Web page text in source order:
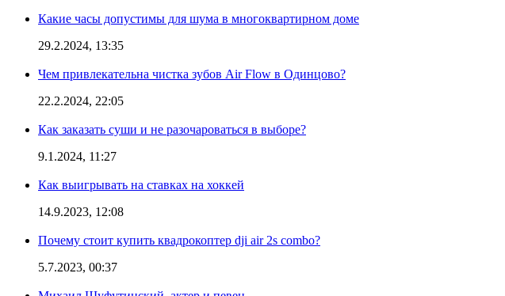
Какие часы допустимы для шума в многоквартирном доме
29.2.2024, 13:35
Чем привлекательна чистка зубов Air Flow в Одинцово?
22.2.2024, 22:05
Как заказать суши и не разочароваться в выборе?
9.1.2024, 11:27
Как выигрывать на ставках на хоккей
14.9.2023, 12:08
Почему стоит купить квадрокоптер dji air 2s combo?
5.7.2023, 00:37